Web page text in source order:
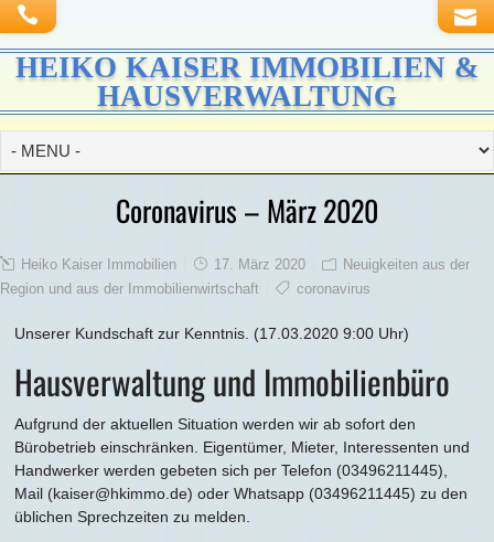
HEIKO KAISER IMMOBILIEN &
HAUSVERWALTUNG
Coronavirus – März 2020
Heiko Kaiser Immobilien 17. März 2020
Neuigkeiten aus der
Region und aus der Immobilienwirtschaft
coronavirus
Unserer Kundschaft zur Kenntnis. (17.03.2020 9:00 Uhr)
Hausverwaltung und Immobilienbüro
Aufgrund der aktuellen Situation werden wir ab sofort den
Bürobetrieb einschränken. Eigentümer, Mieter, Interessenten und
Handwerker werden gebeten sich per Telefon (03496211445),
Mail (kaiser@hkimmo.de) oder Whatsapp (03496211445) zu den
üblichen Sprechzeiten zu melden.